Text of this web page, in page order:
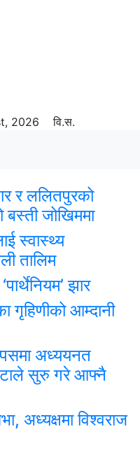
2026 वि.स.
र ललितपुरको
बस्ती जोखिममा
स्वास्थ्य
तालिम
झार
गृहिणीको आम्दानी
अध्ययनत
सुरु गरे आफ्नै
अध्यक्षमा विश्वराज